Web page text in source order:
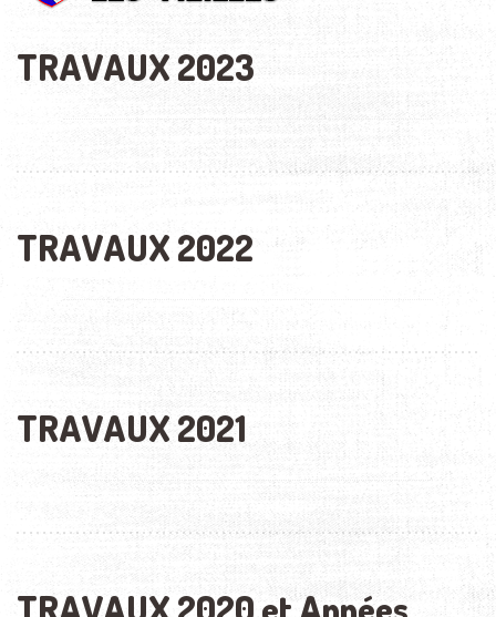
TRAVAUX 2023
TRAVAUX 2022
TRAVAUX 2021